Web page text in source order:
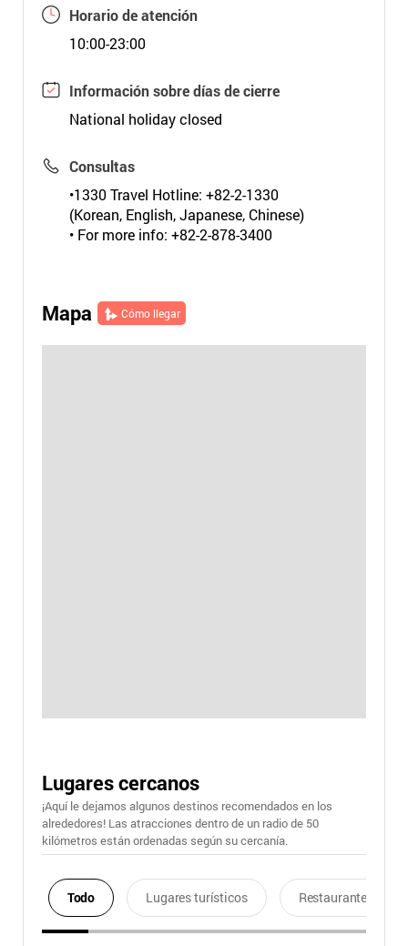
Horario de atención
10:00-23:00
Información sobre días de cierre
National holiday closed
Consultas
•1330 Travel Hotline: +82-2-1330
(Korean, English, Japanese, Chinese)
• For more info: +82-2-878-3400
Mapa Cómo llegar
Lugares cercanos
¡Aquí le dejamos algunos destinos recomendados en los
alrededores! Las atracciones dentro de un radio de 50
kilómetros están ordenadas según su cercanía.
Todo Lugares turísticos Restaurantes